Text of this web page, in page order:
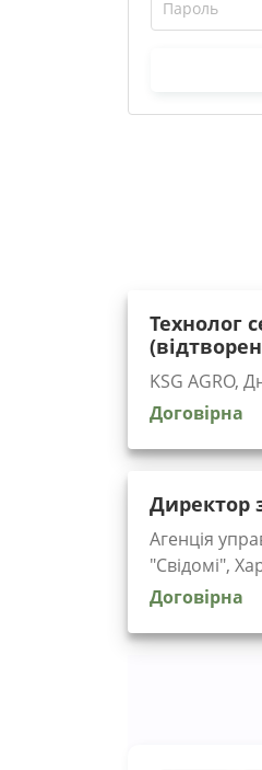
Технолог
KSG AGRO,
Договірна
Директор
Агенція
"Cвідомі",
Договірна